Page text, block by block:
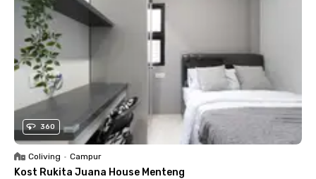
360
Coliving • Campur
Kost Rukita Juana House Menteng